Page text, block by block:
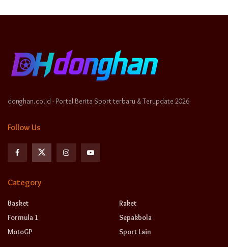
donghan.co.id - Portal Berita Sport terbaru & Terupdate 2026
Follow Us
Category
Basket
Formula 1
MotoGP
Raket
Sepakbola
Sport Lain